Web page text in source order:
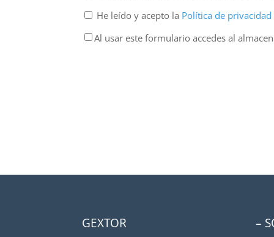
He leído y acepto la Política de privacidad
Al usar este formulario accedes al
GEXTOR –